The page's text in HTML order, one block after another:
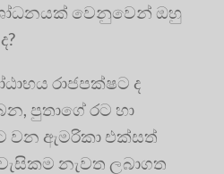
වෙනුවෙන් ඔහු
රාජපක්ෂට ද
පුතාගේ රට හා
වන ඇමරිකා එක්සත්
නැවත ලබාගත